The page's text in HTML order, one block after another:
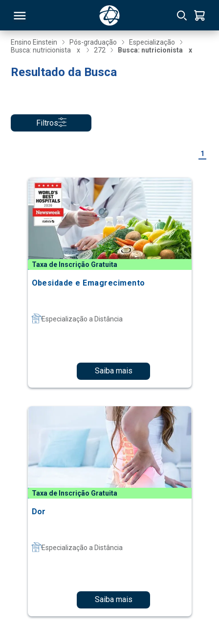
Ensino Einstein Pós-graduação
Especialização
Busca: nutricionista
x 272 Busca: nutricionista x
Resultado da Busca
Filtros
1
Taxa de Inscrição Gratuita
Obesidade e Emagrecimento
Especialização a Distância
Saiba mais
Taxa de Inscrição Gratuita
Dor
Especialização a Distância
Saiba mais